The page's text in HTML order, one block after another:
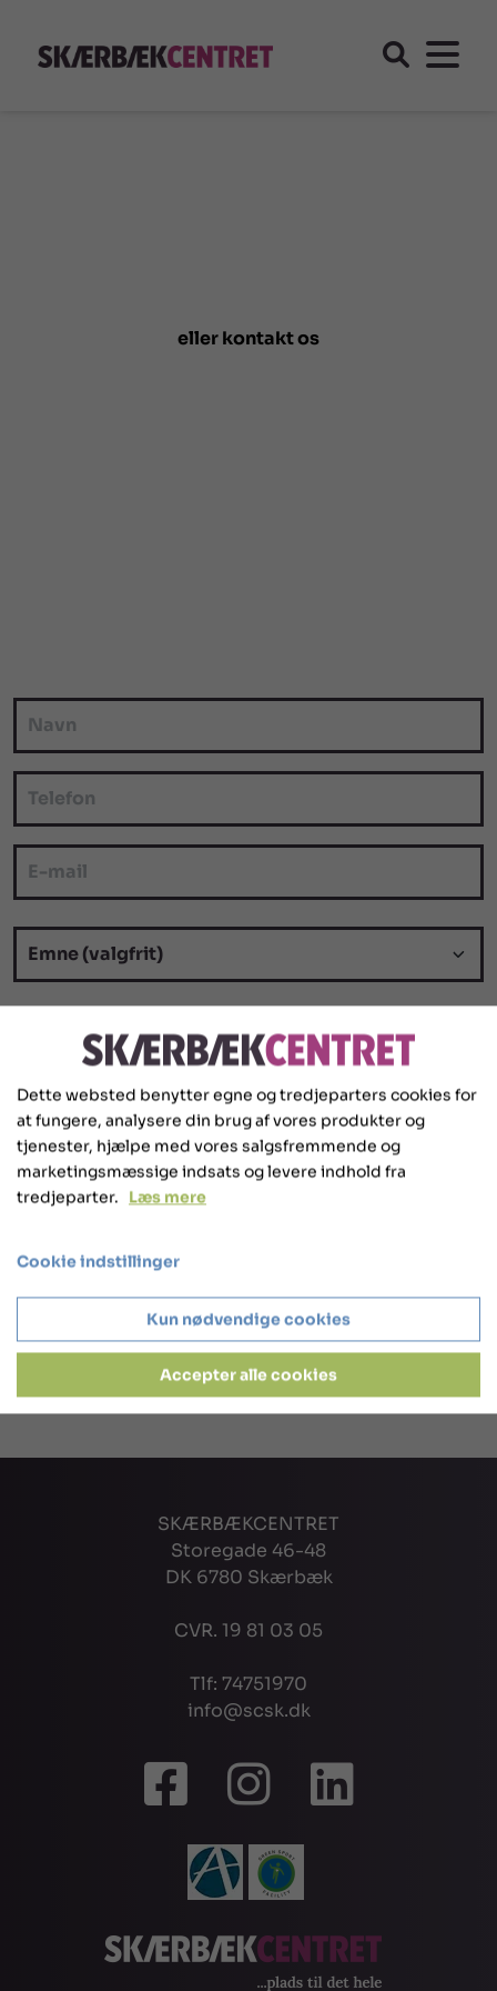
eller kontakt os
Ved indsendelse af forespørgslen accepterer jeg
kontakte mig.
SKÆRBÆKCENTRET
Storegade 46-48
DK 6780 Skærbæk
CVR. 19 81 03 05
Tlf: 74751970
info@scsk.dk
Dette websted benytter egne og tredjeparters cookies for
at fungere, analysere din brug af vores produkter og
tjenester, hjælpe med vores salgsfremmende og
marketingsmæssige indsats og levere indhold fra
tredjeparter. Læs mere
Cookie indstillinger
Kun nødvendige cookies
Accepter alle cookies